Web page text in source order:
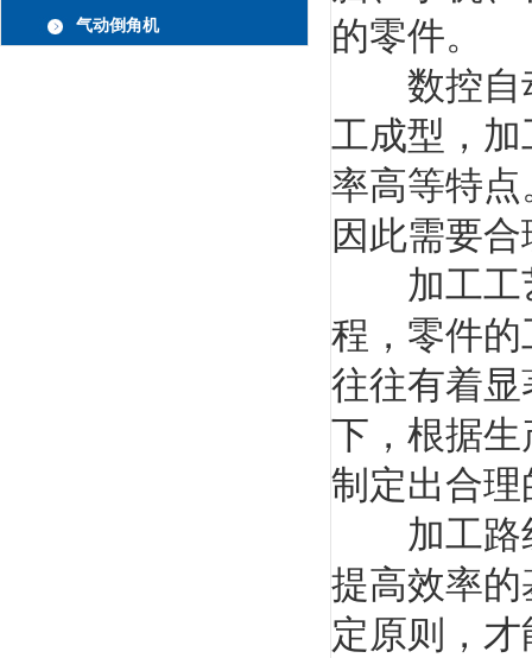
气动倒角机
的零件。
数控自动
工成型，
率高等特
因此需要
加工工艺
程，零件
往往有着
下，根据
制定出合
加工路线
提高效率
定原则，